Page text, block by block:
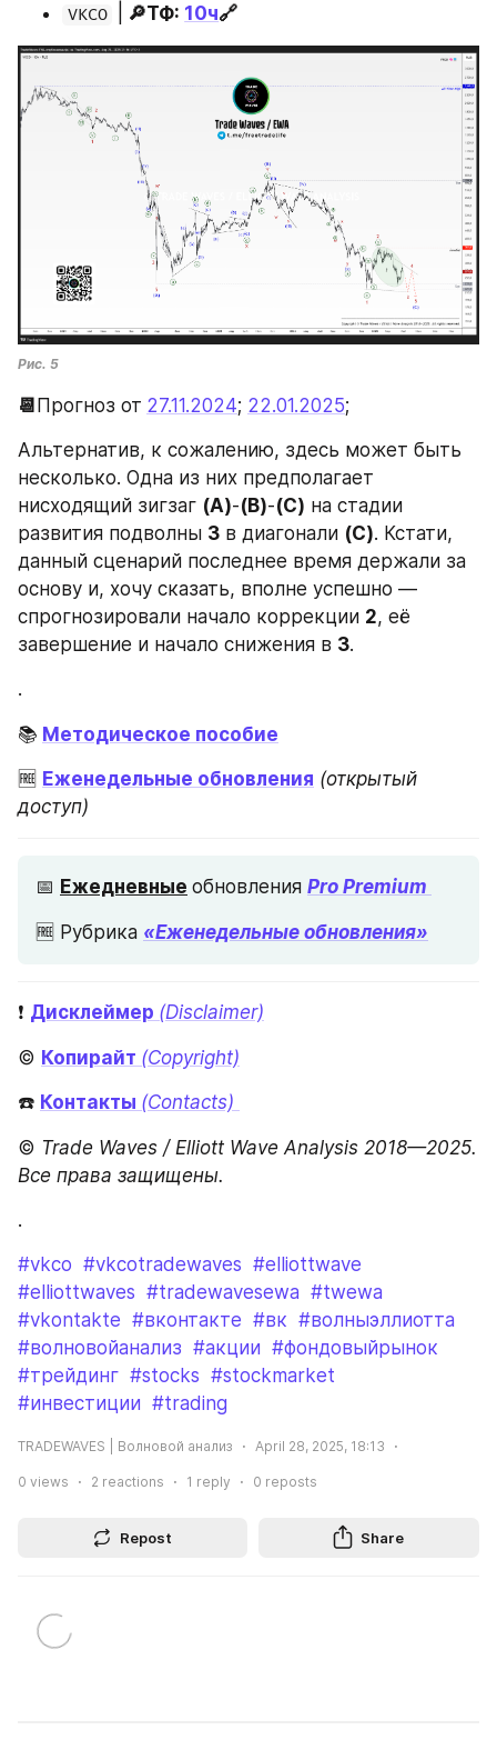
VKCO 🔎ТФ: 10ч🔗
Рис. 5
📆Прогноз от 27.11.2024; 22.01.2025;
Альтернатив, к сожалению, здесь может быть
несколько. Одна из них предполагает
нисходящий зигзаг (A)-(B)-(C) на стадии
развития подволны 3 в диагонали (C). Кстати,
данный сценарий последнее время держали за
основу и, хочу сказать, вполне успешно —
спрогнозировали начало коррекции 2, её
завершение и начало снижения в 3.
.
📚 Методическое пособие
🆓 Еженедельные обновления (открытый
доступ)
📅 Ежедневные обновления Pro Premium
🆓 Рубрика «Еженедельные обновления»
❗️ Дисклеймер (Disclaimer)
© Копирайт (Copyright)
☎️ Контакты (Contacts)
© Trade Waves / Elliott Wave Analysis 2018—2025.
Все права защищены.
.
#vkco #vkcotradewaves #elliottwave
#elliottwaves #tradewavesewa #twewa
#vkontakte #вконтакте #вк #волныэллиотта
#волновойанализ #акции #фондовыйрынок
#трейдинг #stocks #stockmarket
#инвестиции #trading
TRADEWAVES | Волновой анализ April 28, 2025, 18:13
0 views 2 reactions 1 reply 0 reposts
Repost Share